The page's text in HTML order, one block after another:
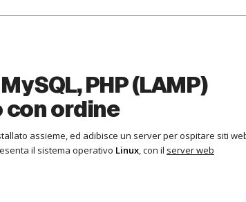
PHP (LAMP)
con ordine
assieme, ed adibisce un server per ospitare siti
il sistema operativo Linux, con il server web